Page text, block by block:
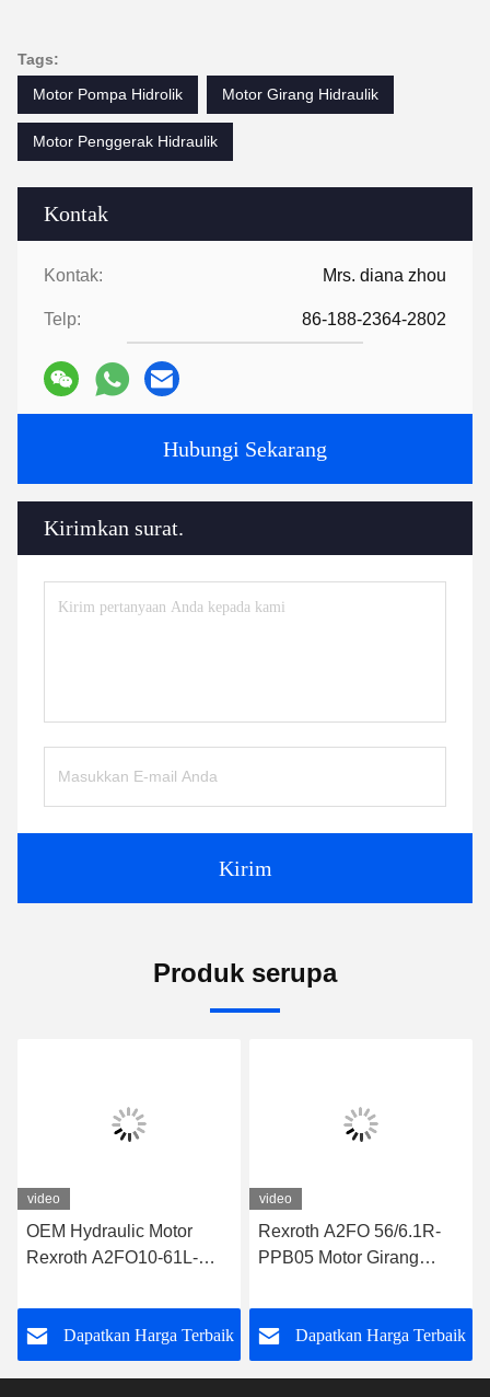
Kontak
Kontak: Mrs. diana zhou
Telp: 86-188-2364-2802
Hubungi Sekarang
Kirimkan surat.
Kirim
Tags:
Motor Pompa Hidrolik
Motor Girang Hidraulik
Motor Penggerak Hidraulik
Produk serupa
video
OEM Hydraulic Motor
Rexroth A2FO10-61L-
Hidraulik
Dapatkan Harga Terbaik
video
Rexroth A2FO 56/6.1R-
PPB05 Motor Girang
Dapatkan Harga Terbaik